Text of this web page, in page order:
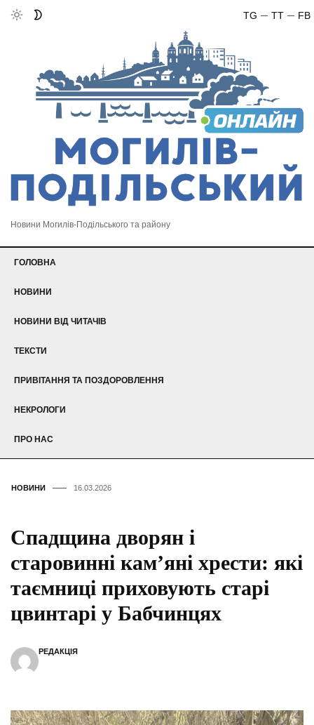
FB
TT
TG
Новини Могилів-Подільського та району
ГОЛОВНА
НОВИНИ
НОВИНИ ВІД ЧИТАЧІВ
ТЕКСТИ
ПРИВІТАННЯ ТА ПОЗДОРОВЛЕННЯ
НЕКРОЛОГИ
ПРО НАС
НОВИНИ 16.03.2026
Спадщина дворян і
старовинні кам’яні хрести: які
таємниці приховують старі
цвинтарі у Бабчинцях
РЕДАКЦІЯ